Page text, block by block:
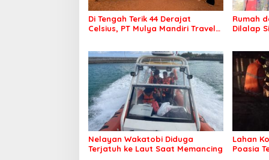
Di Tengah Terik 44 Derajat
Celsius, PT Mulya Mandiri Travel
Rumah
Dilalap
Nelayan Wakatobi Diduga
Terjatuh ke Laut Saat Memancing
Lahan
Poasia